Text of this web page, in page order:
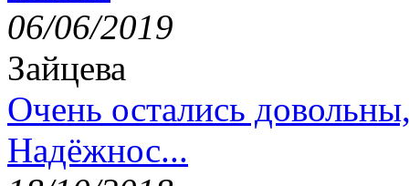
06/06/2019
Зайцева
Очень остались
Надёжнос...